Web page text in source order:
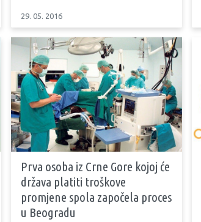
29. 05. 2016
Prva osoba iz Crne Gore kojoj će
država platiti troškove
promjene spola započela proces
u Beogradu